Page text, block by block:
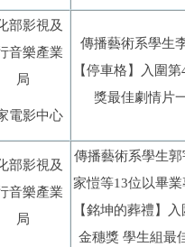
部影視及
音樂產業
局
電影中心
傳播藝術系學生
【停車格】入圍第
獎最佳劇情片
部影視及
音樂產業
局
傳播藝術系學生
家愷等13位以畢
【銘坤的葬禮】
金穗獎 學生組最